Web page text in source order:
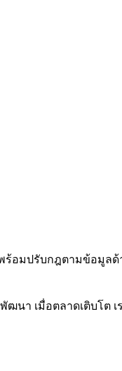
ร้อมปรับกฎตามข้อมู
า เมื่อตลาดเติบโต